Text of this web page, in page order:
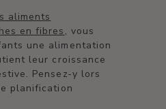
aliments
en fibres , vous
une alimentation
leur croissance
Pensez-y lors
planification